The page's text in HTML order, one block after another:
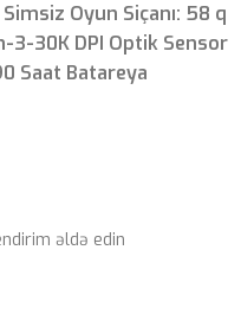
Oyun Siçanı: 58 q
3-30K DPI Optik Sensor
Saat Batareya
əldə edin